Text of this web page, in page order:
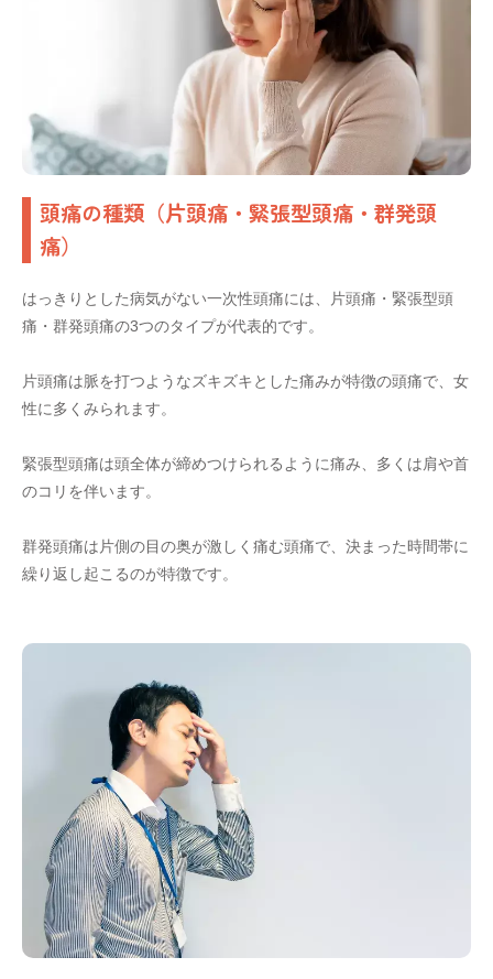
頭痛の種類（片頭痛・緊張型頭痛・群発頭
痛）
はっきりとした病気がない一次性頭痛には、片頭痛・緊張型頭
痛・群発頭痛の3つのタイプが代表的です。
片頭痛は脈を打つようなズキズキとした痛みが特徴の頭痛で、女
性に多くみられます。
緊張型頭痛は頭全体が締めつけられるように痛み、多くは肩や首
のコリを伴います。
群発頭痛は片側の目の奥が激しく痛む頭痛で、決まった時間帯に
繰り返し起こるのが特徴です。